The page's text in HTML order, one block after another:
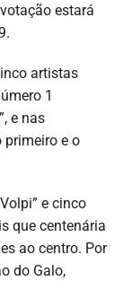
estará
artistas
1
e nas
primeiro e o
e cinco
que centenária
ao centro. Por
do Galo,